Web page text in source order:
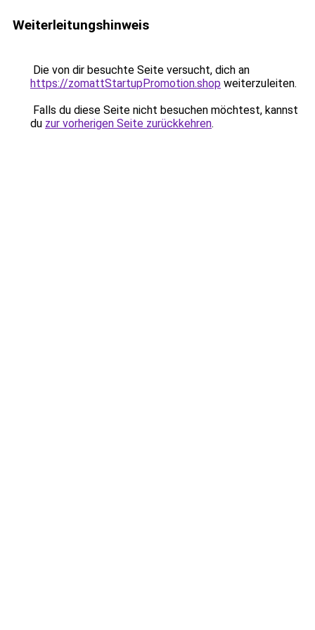
Weiterleitungshinweis
Die von dir besuchte Seite versucht, dich an
https://zomattStartupPromotion.shop weiterzuleiten.
Falls du diese Seite nicht besuchen möchtest, kannst
du zur vorherigen Seite zurückkehren.